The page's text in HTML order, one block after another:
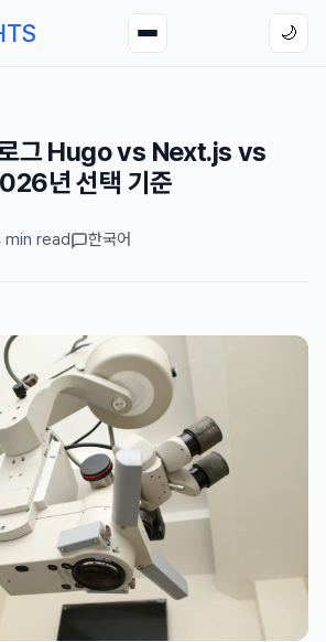
🌙
로그 Hugo vs Next.js vs
년 선택 기준
min read 한국어